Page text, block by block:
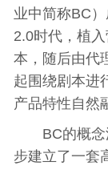
业中简称BC
2.0时代，植
本，随后由代
起围绕剧本进
产品特性自然
BC的概念
步建立了一套